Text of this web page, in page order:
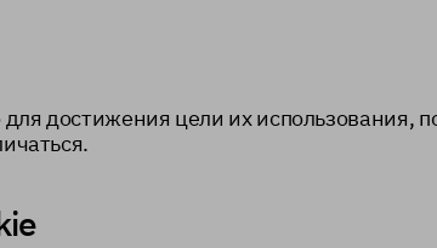
достижения цели их использования,